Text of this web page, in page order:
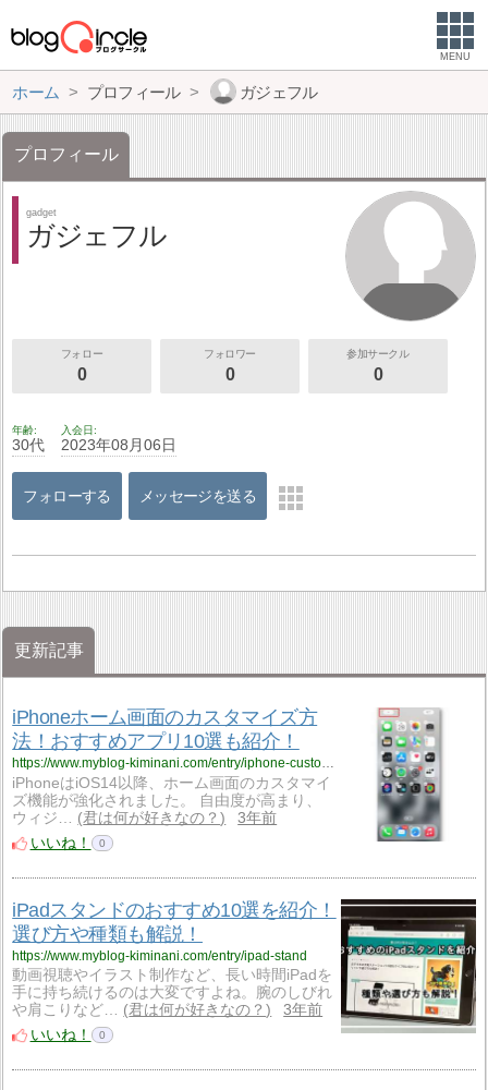
MENU
ホーム プロフィール ガジェフル
プロフィール
gadget
ガジェフル
フォロー
0
フォロワー
0
参加サークル
0
年齢
30代
入会日
2023年08月06日
フォローする メッセージを送る
更新記事
iPhoneホーム画面のカスタマイズ方
法！おすすめアプリ10選も紹介！
https://www.myblog-kiminani.com/entry/iphone-customization
iPhoneはiOS14以降、ホーム画面のカスタマイ
ズ機能が強化されました。 自由度が高まり、
ウィジ…
君は何が好きなの？
3年前
いいね！
0
iPadスタンドのおすすめ10選を紹介！
選び方や種類も解説！
https://www.myblog-kiminani.com/entry/ipad-stand
動画視聴やイラスト制作など、長い時間iPadを
手に持ち続けるのは大変ですよね。腕のしびれ
や肩こりなど…
君は何が好きなの？
3年前
いいね！
0